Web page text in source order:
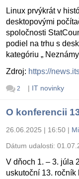
Linux prvýkrát v
desktopovými
spoločnosti
podiel na trhu s
kategóriu „
Zdroj: https://
2 | IT novinky
O konferencii
26.06.2025 | 16:50 |
Dátum udalosti:
V dňoch 1. – 3. júla
uskutoční 13.